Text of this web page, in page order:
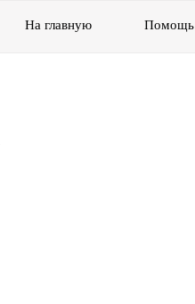
На главную Помощь